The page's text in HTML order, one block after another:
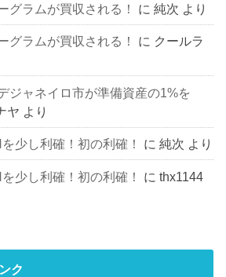
グラムが買収される！ に純次 より
グラムが買収される！ に クールラ
ジャネイロ市が準備資産の1%を
ヤ より
少し利確！初の利確！ に純次 より
少し利確！初の利確！ にthx1144
ク